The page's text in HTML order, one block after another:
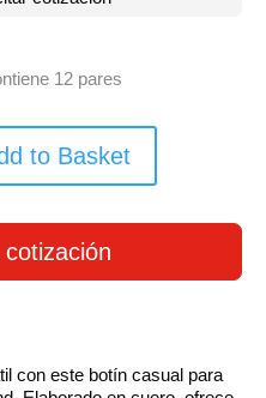
12 pares
to Basket
con este botín casual para